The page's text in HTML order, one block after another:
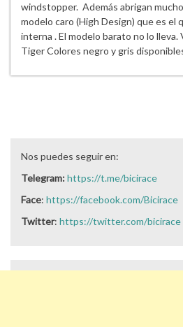
windstopper. Además abrigan
modelo caro (High Design) que es el
interna . El modelo barato no lo
Tiger Colores negro y gris
Nos puedes seguir en:
Telegram:https://t.me/bicirace
Face: https://facebook.com/Bicirace
Twitter: https://twitter.com/bicirace